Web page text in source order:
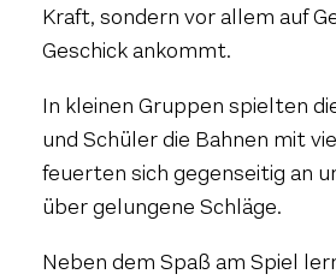
Kraft, sondern vor allem auf
Geschick ankommt.
In kleinen Gruppen spielten
und Schüler die Bahnen mit
feuerten sich gegenseitig an
über gelungene Schläge.
Neben dem Spaß am Spiel